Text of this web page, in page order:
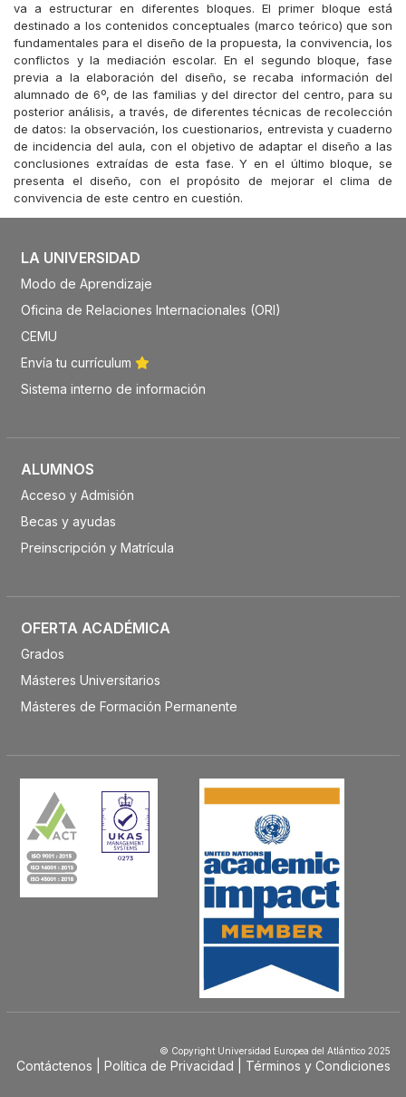
va a estructurar en diferentes bloques. El primer bloque está
destinado a los contenidos conceptuales (marco teórico) que son
fundamentales para el diseño de la propuesta, la convivencia, los
conflictos y la mediación escolar. En el segundo bloque, fase
previa a la elaboración del diseño, se recaba información del
alumnado de 6º, de las familias y del director del centro, para su
posterior análisis, a través, de diferentes técnicas de recolección
de datos: la observación, los cuestionarios, entrevista y cuaderno
de incidencia del aula, con el objetivo de adaptar el diseño a las
conclusiones extraídas de esta fase. Y en el último bloque, se
presenta el diseño, con el propósito de mejorar el clima de
convivencia de este centro en cuestión.
LA UNIVERSIDAD
Modo de Aprendizaje
Oficina de Relaciones Internacionales (ORI)
CEMU
Envía tu currículum
Sistema interno de información
ALUMNOS
Acceso y Admisión
Becas y ayudas
Preinscripción y Matrícula
OFERTA ACADÉMICA
Grados
Másteres Universitarios
Másteres de Formación Permanente
© Copyright Universidad Europea del Atlántico 2025
Contáctenos Política de Privacidad Términos y Condiciones